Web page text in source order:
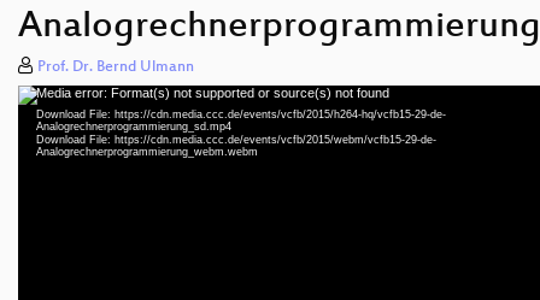
Analogrechnerprogrammierung
Prof. Dr. Bernd Ulmann
Video
Player
Media error: Format(s) not supported or source(s) not found
Download File: https://cdn.media.ccc.de/events/vcfb/2015/h264-hq/vcfb15-29-de-
Analogrechnerprogrammierung_sd.mp4
Download File: https://cdn.media.ccc.de/events/vcfb/2015/webm/vcfb15-29-de-
Analogrechnerprogrammierung_webm.webm